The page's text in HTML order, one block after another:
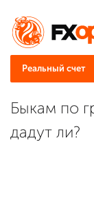
Реальный счет
Быкам по
дадут ли?